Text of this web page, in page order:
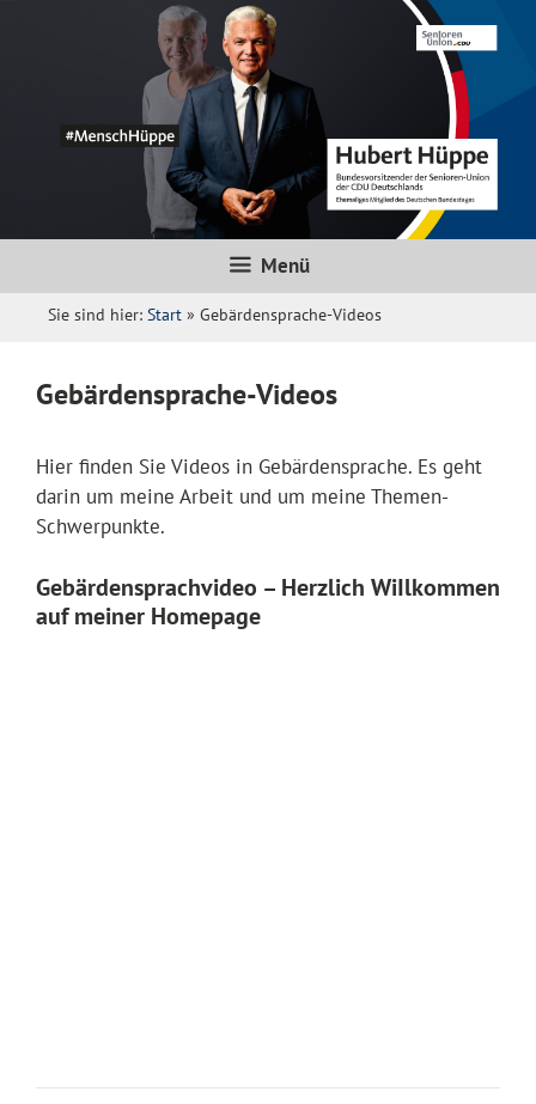
Menü
Sie sind hier: Start » Gebärdensprache-Videos
Gebärdensprache-Videos
Hier finden Sie Videos in Gebärdensprache. Es geht
darin um meine Arbeit und um meine Themen-
Schwerpunkte.
Gebärdensprachvideo – Herzlich WiIlkommen
auf meiner Homepage